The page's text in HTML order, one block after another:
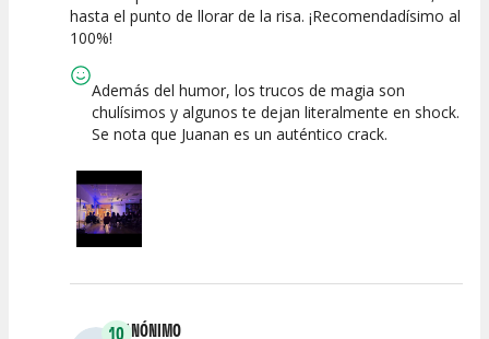
Calidad del
hasta el punto de llorar de la risa. ¡Recomendadísimo al
100%!
Además del humor, los trucos de magia son
chulísimos y algunos te dejan literalmente en shock.
Se nota que Juanan es un auténtico crack.
10ANÓNIMO